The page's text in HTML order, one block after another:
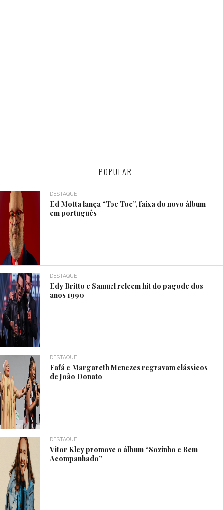
POPULAR
DESTAQUE
Ed Motta lança “Toc Toc”, faixa do novo álbum
em português
DESTAQUE
Edy Britto e Samuel releem hit do pagode dos
anos 1990
DESTAQUE
Fafá e Margareth Menezes regravam clássicos
de João Donato
DESTAQUE
Vitor Kley promove o álbum “Sozinho e Bem
Acompanhado”